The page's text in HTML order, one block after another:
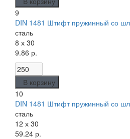
9
DIN 1481 Штифт пружинный со
сталь
8 х 30
9.86 р.
В корзину
10
DIN 1481 Штифт пружинный со
сталь
12 х 30
59.24 р.